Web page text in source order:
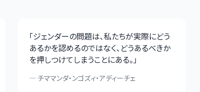
「ジェンダーの問題は、私たちが実際にどう
あるかを認めるのではなく、どうあるべきか
を押しつけてしまうことにある。」
— チママンダ・ンゴズィ・アディーチェ